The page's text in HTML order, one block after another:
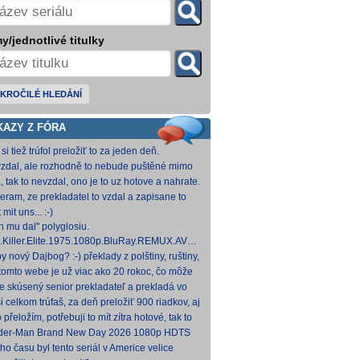
jednotlivé titulky
HLEDÁNÍ
Z FÓRA
si tiež trúfol preložiť to za jeden deň.
ale rozhodně to nebude puštěné mimo
Samozřejmě překladač.
tak to nevzdal, ono je to uz hotove a nahrate.
ze prekladatel to vzdal a zapisane to
mit uns... :-)
mu dal" polyglosiu.
[21,73 GB] Dnes na WS.
nový Dajbog? :-) překlady z polštiny, ruštiny,
francouzštiny, angličtiny (12-24 hod
webe je už viac ako 20 rokoc, čo môže
vyšší vek (pokojne aj nad 40, či 50).
skúsený senior prekladateľ a prekladá vo
pre Netflix, HBO a iné, nemal by to byť
celkom trúfaš, za deň preložiť 900 riadkov, aj
a nenáročných, plus úprava
přeložím, potřebuji to mít zítra hotové, tak to
rovnou hodim.
Man Brand New Day 2026 1080p HDTS
0 H 264-LMNTRY
času byl tento seriál v Americe velice